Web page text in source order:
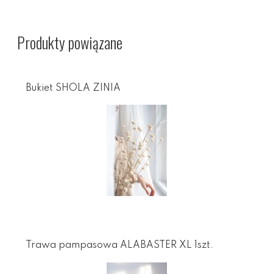
Produkty powiązane
Bukiet SHOLA ZINIA
Trawa pampasowa ALABASTER XL 1szt.